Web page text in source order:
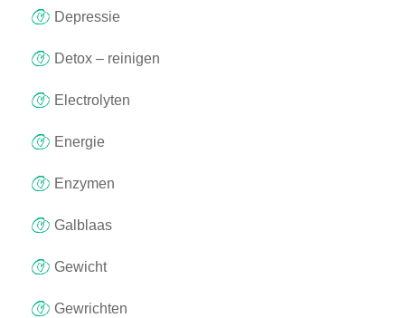
Depressie
Detox – reinigen
Electrolyten
Energie
Enzymen
Galblaas
Gewicht
Gewrichten